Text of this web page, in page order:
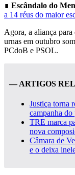
∎ Escândalo do
a 14 réus do maior
Agora, a aliança
urnas em outubro
PCdoB e PSOL.
— ARTIGOS
Justiça torna
campanha
TRE marca
nova
Câmara de
e o deixa